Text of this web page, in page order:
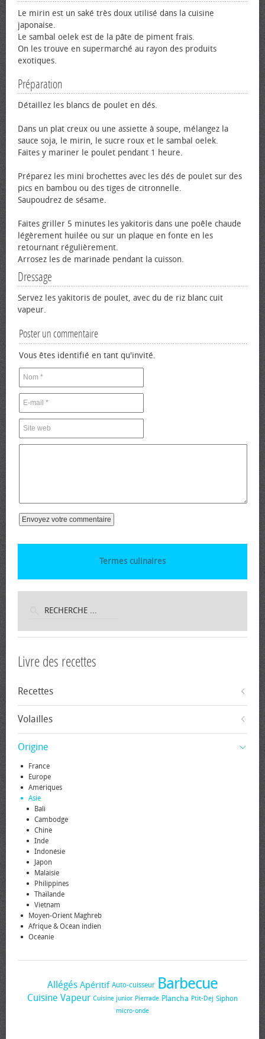
Le mirin est un saké très doux utilisé dans la cuisine
japonaise.
Le sambal oelek est de la pâte de piment frais.
On les trouve en supermarché au rayon des produits
exotiques.
Préparation
Détaillez les blancs de poulet en dés.
Dans un plat creux ou une assiette à soupe, mélangez la
sauce soja, le mirin, le sucre roux et le sambal oelek.
Faites y mariner le poulet pendant 1 heure.
Préparez les mini brochettes avec les dés de poulet sur des
pics en bambou ou des tiges de citronnelle.
Saupoudrez de sésame.
Faites griller 5 minutes les yakitoris dans une poêle chaude
légèrement huilée ou sur un plaque en fonte en les
retournant régulièrement.
Arrosez les de marinade pendant la cuisson.
Dressage
Servez les yakitoris de poulet, avec du de riz blanc cuit
vapeur.
Poster un commentaire
Vous êtes identifié en tant qu'invité.
Termes culinaires
Livre des recettes
Recettes
Volailles
Origine
France
Europe
Amériques
Asie
Bali
Cambodge
Chine
Inde
Indonésie
Japon
Malaisie
Philippines
Thaïlande
Vietnam
Moyen-Orient Maghreb
Afrique & Océan indien
Océanie
Allégés Apéritif Auto-cuisseur Barbecue
Cuisine Vapeur Cuisine junior Pierrade Plancha Ptit-Dej Siphon
micro-onde